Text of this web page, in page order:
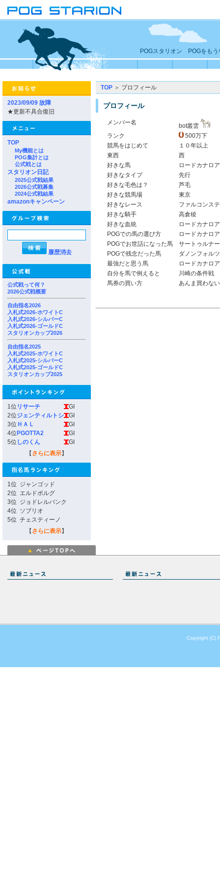
POGスタリオン POGをもう
2023/09/09 故障
★更新不具合復旧
TOP
My機能とは
POG集計とは
公式戦とは
スタリオン日記
2025公式戦結果
2026公式戦募集
2024公式戦結果
amazonキャンペーン
履歴消去
公式戦って何？
2026公式戦概要
自由指名2026
入札式2026-ホワイトC
入札式2026-シルバーC
入札式2026-ゴールドC
スタリオンカップ2026
自由指名2025
入札式2025-ホワイトC
入札式2025-シルバーC
入札式2025-ゴールドC
スタリオンカップ2025
1位 リサーチ
GI
2位ジェンティルトシ
GI
3位 ＨＡＬ
GI
4位 PGOTTA2
GI
5位 しのくん
GI
【 さらに表示】
1位 ジャンゴッド
2位 エルドボルグ
3位 ジョドレルバンク
4位 ソブリオ
5位 チェスティーノ
【 さらに表示】
TOP ＞ プロフィール
プロフィール
メンバー名
bot叢雲
ランク
500万下
競馬をはじめて
１０年以上
東西
西
好きな馬
ロードカナロア
好きなタイプ
先行
好きな毛色は？
芦毛
好きな競馬場
東京
好きなレース
ファルコンス
好きな騎手
高倉稜
好きな血統
ロードカナロ
POGでの馬の選び方
ロードカナロ
POGでお世話になった馬
サートゥルナ
POGで残念だった馬
ダノンフォル
最強だと思う馬
ロードカナロア
自分を馬で例えると
川崎の条件戦
馬券の買い方
あんま買わない
Copyright (C)